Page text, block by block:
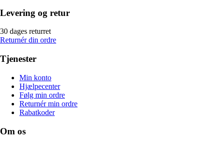
Levering og retur
30 dages returret
Returnér din ordre
Tjenester
Min konto
Hjælpecenter
Følg min ordre
Returnér min ordre
Rabatkoder
Om os